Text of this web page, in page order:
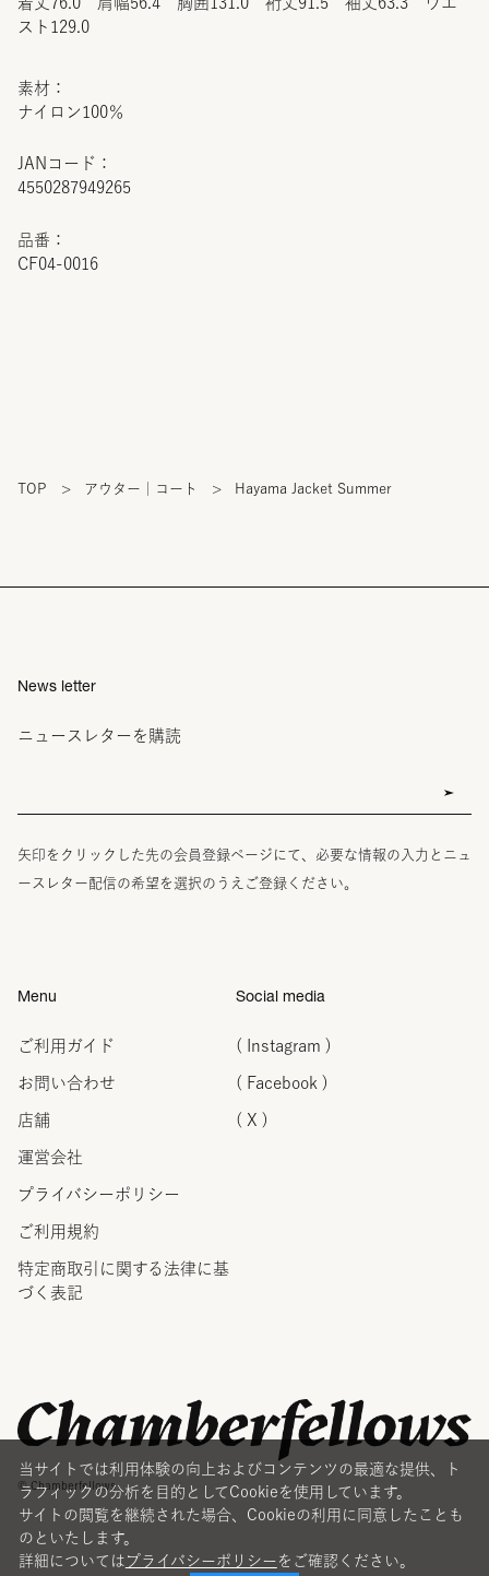
JANコード：
4550287949265
品番：
CF04-0016
スト129.0
素材：
ナイロン100％
TOP > アウター｜コート > Hayama Jacket Summer
News letter
ニュースレターを購読
矢印をクリックした先の会員登録ページにて、必要な情報の入力とニュ
ースレター配信の希望を選択のうえご登録ください。
Menu
ご利用ガイド
お問い合わせ
店舗
運営会社
プライバシーポリシー
ご利用規約
特定商取引に関する法律に 基
づく表記
Social media
( Instagram )
( Facebook )
( X )
© Chamberfellows
当サイトでは利用体験の向上およびコンテンツの最適な提供、ト
ラフィックの分析を目的としてCookieを使用しています。
サイトの閲覧を継続された場合、Cookieの利用に同意したことも
のといたします。
詳細については プライバシーポリシー をご確認ください。